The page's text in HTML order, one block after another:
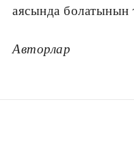
аясында болатынын
Авторлар